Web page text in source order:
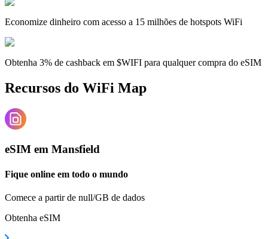
Economize dinheiro com acesso a 15 milhões de hotspots WiFi
Obtenha 3% de cashback em $WIFI para qualquer compra do eSIM
Recursos do WiFi Map
eSIM em Mansfield
Fique online em todo o mundo
Comece a partir de null/GB de dados
Obtenha eSIM